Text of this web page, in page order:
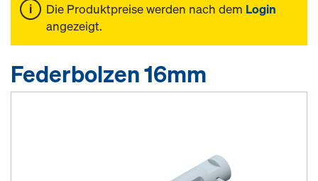
Die Produktpreise werden nach dem Login
angezeigt.
Federbolzen 16mm